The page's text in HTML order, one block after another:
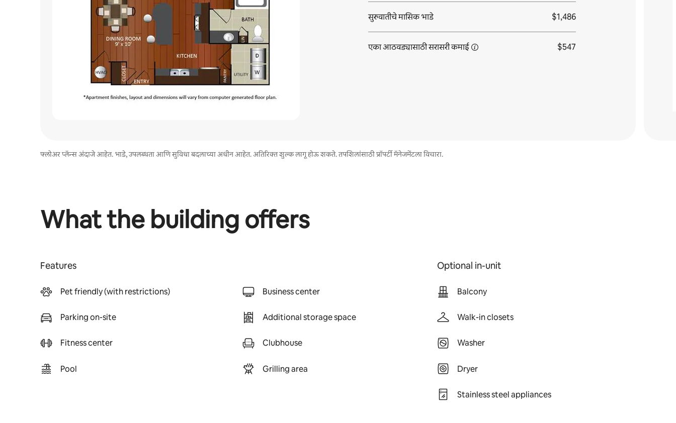
सुरुवातीचे मासिक भाडे $1,486
एका आठवड्यासाठी सरासरीकमाई $547
फ्लोअर प्लॅन्स अंदाजे आहेत. भाडे, उपलब्धता आणि सुविधा बदलाच्या अधीन आहेत. अतिरिक्त शुल्क लागू होऊ शकते. तपशिलांसाठी प्रॉपर्टी मॅनेजमेंटला विचारा.
What the building offers
Features
Pet friendly (with restrictions)
Parking on-site
Fitness center
Pool
Business center
Additional storage space
Clubhouse
Grilling area
Optional in-unit
Balcony
Walk-in closets
Washer
Dryer
Stainless steel appliances